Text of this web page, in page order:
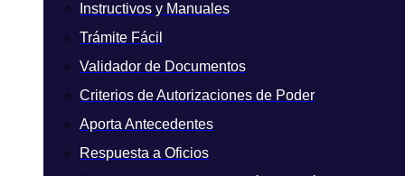
Instructivos y Manuales
Trámite Fácil
Validador de Documentos
Criterios de Autorizaciones de Poder
Aporta Antecedentes
Respuesta a Oficios